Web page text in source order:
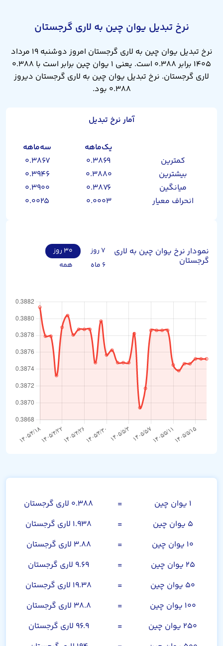
نرخ تبدیل یوان چین به لاری گرجستان
نرخ تبدیل یوان چین به لاری گرجستان امروز دوشنبه ۱۹ مرداد
۱۴۰۵ برابر ۰.۳۸۸ است. یعنی ۱ یوان چین برابر است با ۰.۳۸۸
لاری گرجستان. نرخ تبدیل یوان چین به لاری گرجستان دیروز
۰.۳۸۸ بود.
آمار نرخ تبدیل
یک‌ماهه
سه‌ماهه
کمترین
۰.۳۸۶۹
۰.۳۸۶۷
بیشترین
۰.۳۸۸۰
۰.۳۹۴۶
میانگین
۰.۳۸۷۶
۰.۳۹۰۰
انحراف معیار
۰.۰۰۰۳ ۰.۰۰۲۵
نمودار نرخ یوان چین به لاری
گرجستان
۷ روز
۳۰ روز
۶ ماه
همه
۱ یوان چین =
۰.۳۸۸ لاری گرجستان
۵ یوان چین
=
۱.۹۳۸ لاری گرجستان
۱۰ یوان چین
=
۳.۸۸ لاری گرجستان
۲۵ یوان چین
=
۹.۶۹ لاری گرجستان
۵۰ یوان چین
=
۱۹.۳۸ لاری گرجستان
۱۰۰ یوان چین
=
۳۸.۸ لاری گرجستان
۲۵۰ یوان چین
=
۹۶.۹ لاری گرجستان